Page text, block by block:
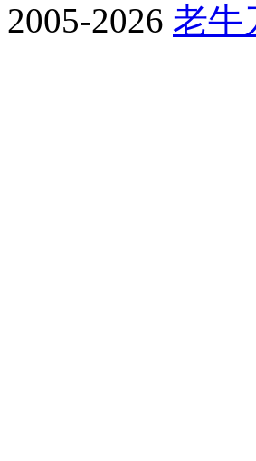
2005-2026 老牛